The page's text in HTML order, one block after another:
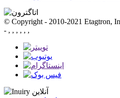
- , , , , , ,